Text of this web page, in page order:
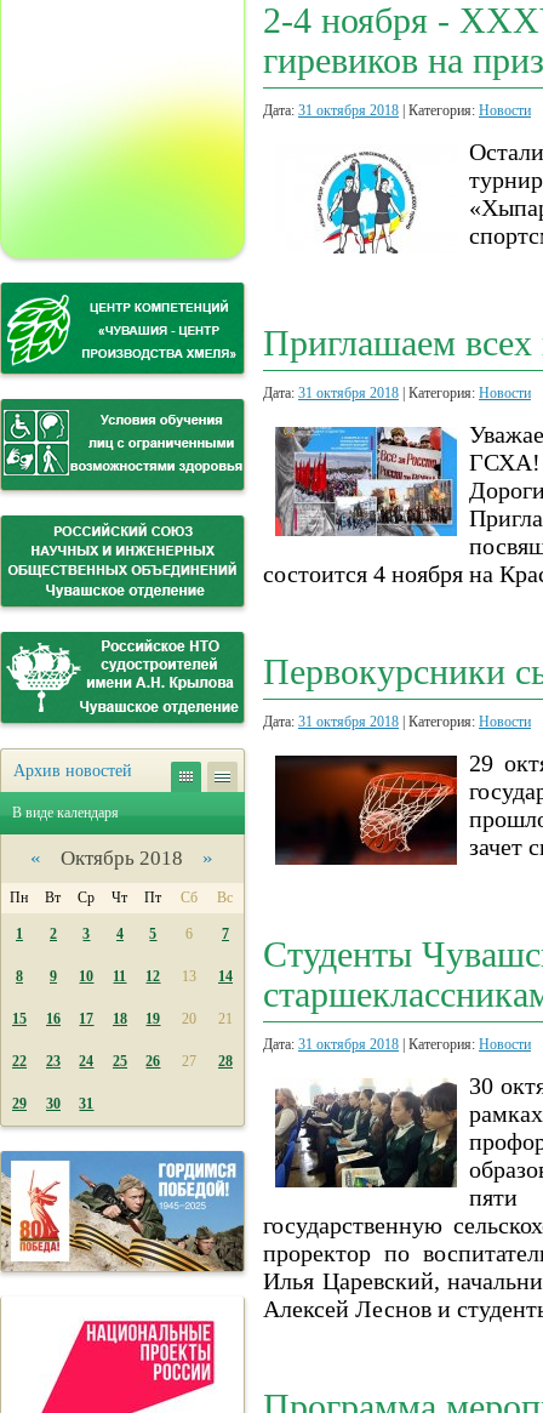
Архив новостей
В виде календаря
« Октябрь 2018 »
Пн Вт Ср Чт Пт Сб Вс
1 2 3 4 5 6 7
8 9 10 11 12 13 14
15 16 17 18 19 20 21
22 23 24 25 26 27 28
29 30 31
2-4 ноября -
гиревиков на
Дата: 31 октября 2018 | Категория: Новости
Приглашаем
Дата: 31 октября 2018 | Категория: Новости
ГСХА!
состоится 4 ноября на
Первокурсники
Дата: 31 октября 2018 | Категория: Новости
29
зачет
Студенты
Дата: 31 октября 2018 | Категория: Новости
30
пяти
государственную
проректор по
Илья Царевский,
Алексей Леснов и